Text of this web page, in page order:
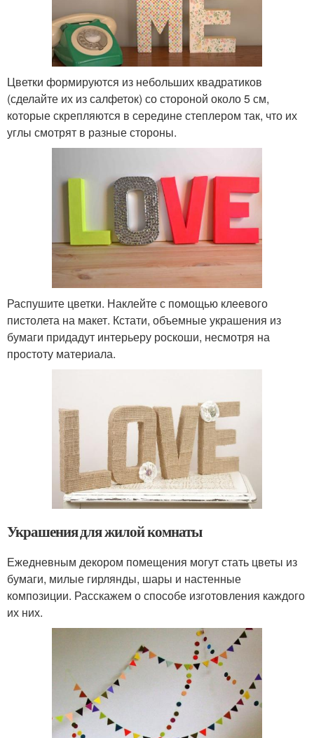
Цветки формируются из небольших квадратиков
(сделайте их из салфеток) со стороной около 5 см,
которые скрепляются в середине степлером так, что их
углы смотрят в разные стороны.
Распушите цветки. Наклейте с помощью клеевого
пистолета на макет. Кстати, объемные украшения из
бумаги придадут интерьеру роскоши, несмотря на
простоту материала.
Украшения для жилой комнаты
Ежедневным декором помещения могут стать цветы из
бумаги, милые гирлянды, шары и настенные
композиции. Расскажем о способе изготовления каждого
их них.